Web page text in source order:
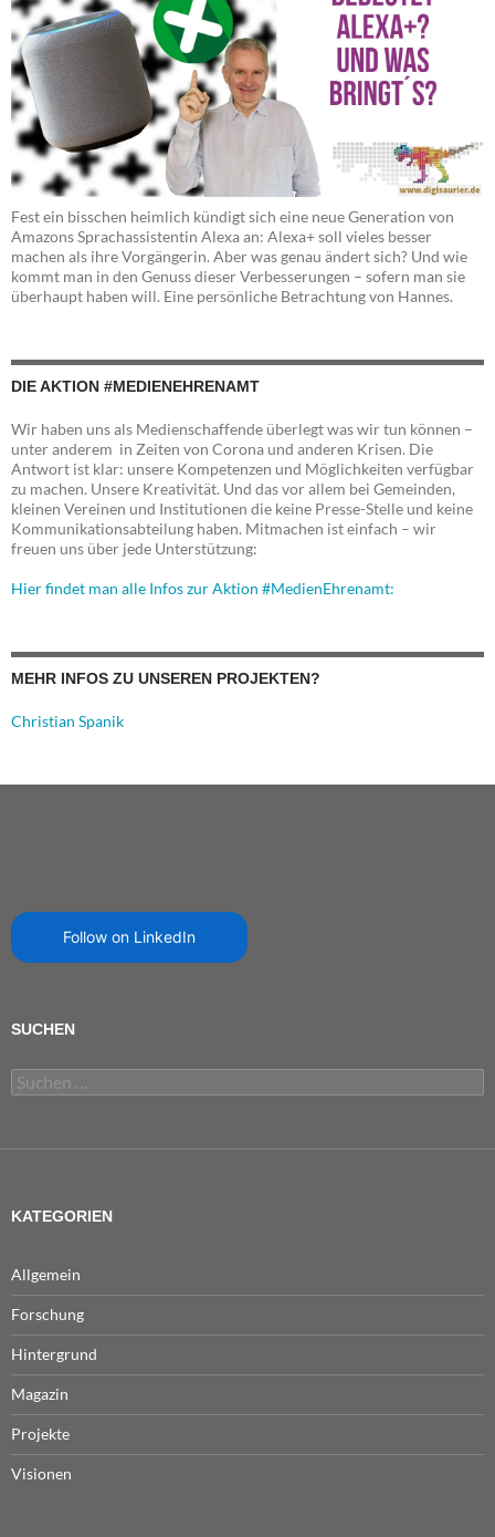
Fest ein bisschen heimlich kündigt sich eine neue Generation von
Amazons Sprachassistentin Alexa an: Alexa+ soll vieles besser
machen als ihre Vorgängerin. Aber was genau ändert sich? Und wie
kommt man in den Genuss dieser Verbesserungen – sofern man sie
überhaupt haben will. Eine persönliche Betrachtung von Hannes.
DIE AKTION #MEDIENEHRENAMT
Wir haben uns als Medienschaffende überlegt was wir tun können –
unter anderem in Zeiten von Corona und anderen Krisen. Die
Antwort ist klar: unsere Kompetenzen und Möglichkeiten verfügbar
zu machen. Unsere Kreativität. Und das vor allem bei Gemeinden,
kleinen Vereinen und Institutionen die keine Presse-Stelle und keine
Kommunikationsabteilung haben. Mitmachen ist einfach – wir
freuen uns über jede Unterstützung:
Hier findet man alle Infos zur Aktion #MedienEhrenamt:
MEHR INFOS ZU UNSEREN PROJEKTEN?
Christian Spanik
Follow on LinkedIn
SUCHEN
Suchen
nach:
KATEGORIEN
Allgemein
Forschung
Hintergrund
Magazin
Projekte
Visionen